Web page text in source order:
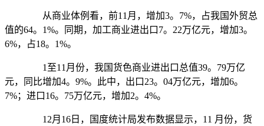
从商业体例看，前11月，增加3。7%，占我国外贸总
值的64。1%。同期，加工商业进出口7。22万亿元，增加3。
6%，占18。1%。
1至11月份，我国货色商业进出口总值39。79万亿
元，同比增加4。9%。此中，出口23。04万亿元，增加6。
7%；进口16。75万亿元，增加2。4%。
12月16日，国度统计局发布数据显示，11 月份，货